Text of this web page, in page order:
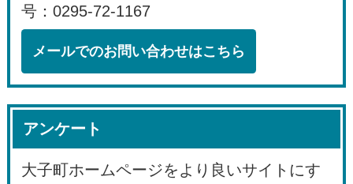
号：0295-72-1167
メールでのお問い合わせはこちら
アンケート
大子町ホームページをより良いサイトにす